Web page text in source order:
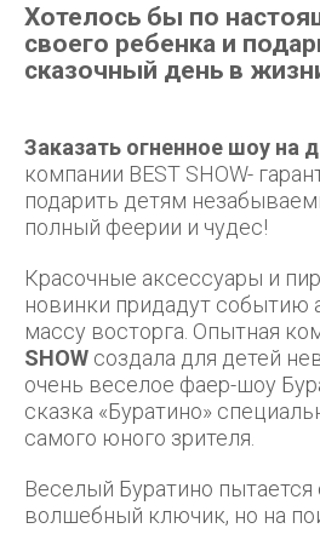
Хотелось бы по
своего ребенка и
сказочный день в
Заказать огненное шоу на
компании BEST SHOW-
подарить детям
полный феерии и чудес!
Красочные аксессуары и
новинки придадут событию
массу восторга. Опытная
SHOW создала для детей
очень веселое фаер-шоу
сказка «Буратино»
самого юного зрителя.
Веселый Буратино пытается
волшебный ключик, но на